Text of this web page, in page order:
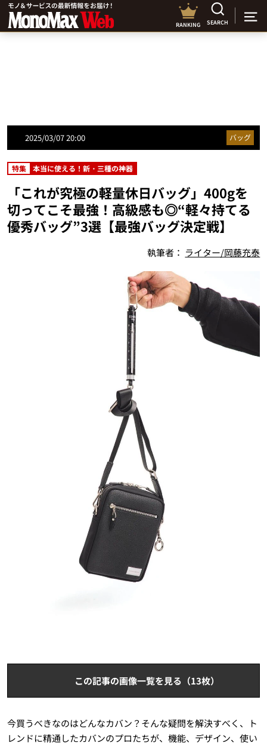
RANKING SEARCH
2025/03/07 20:00 バッグ
特集 本当に使える！新・三種の神器
「これが究極の軽量休日バッグ」400gを
切ってこそ最強！高級感も◎“軽々持てる
優秀バッグ”3選【最強バッグ決定戦】
執筆者： ライター/岡藤充泰
この記事の画像一覧を見る（13枚）
今買うべきなのはどんなカバン？そんな疑問を解決すべく、ト
レンドに精通したカバンのプロたちが、機能、デザイン、使い